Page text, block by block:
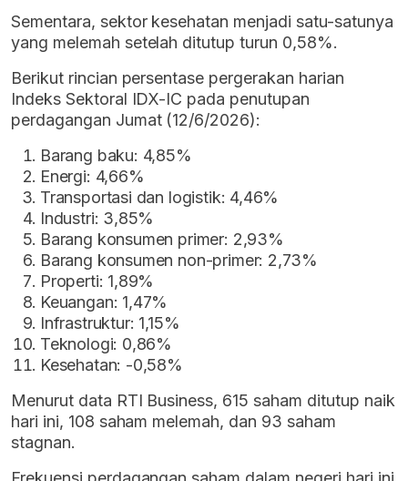
Sementara, sektor kesehatan menjadi satu-satunya
yang melemah setelah ditutup turun 0,58%.
Berikut rincian persentase pergerakan harian
Indeks Sektoral IDX-IC pada penutupan
perdagangan Jumat (12/6/2026):
Barang baku: 4,85%
Energi: 4,66%
Transportasi dan logistik: 4,46%
Industri: 3,85%
Barang konsumen primer: 2,93%
Barang konsumen non-primer: 2,73%
Properti: 1,89%
Keuangan: 1,47%
Infrastruktur: 1,15%
Teknologi: 0,86%
Kesehatan: -0,58%
Menurut data RTI Business, 615 saham ditutup naik
hari ini, 108 saham melemah, dan 93 saham
stagnan.